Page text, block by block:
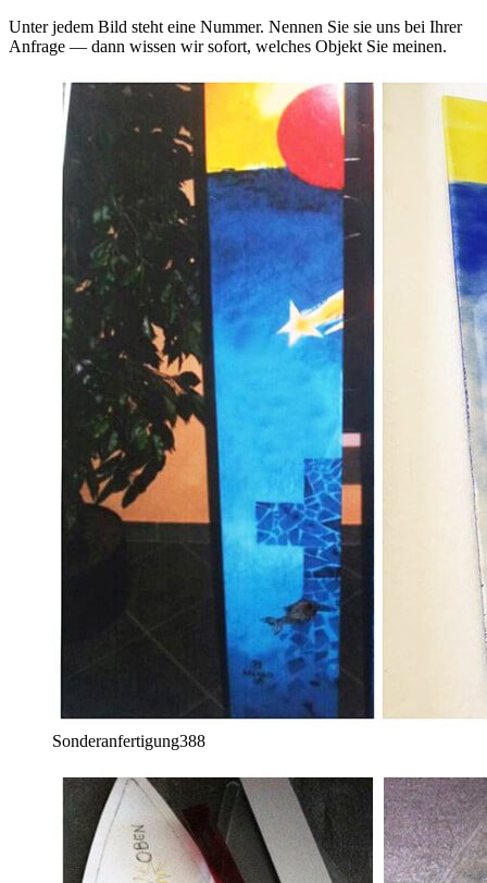
Unter jedem Bild steht eine Nummer. Nennen Sie sie uns bei Ihrer
Anfrage — dann wissen wir sofort, welches Objekt Sie meinen.
Sonderanfertigung388